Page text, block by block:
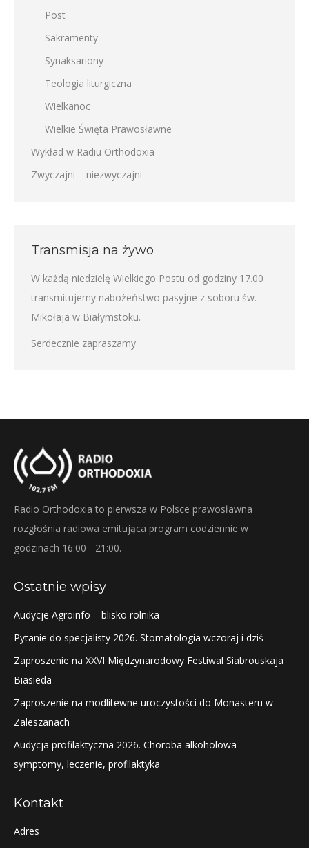
Post
Sakramenty
Synaksariony
Teologia liturgiczna
Wielkanoc
Wielkie Święta Prawosławne
Wykład w Radiu Orthodoxia
Zwyczajni – niezwyczajni
Transmisja na żywo
W każdą niedzielę Wielkiego Postu od godziny 17.00
transmitujemy nabożeństwo pasyjne z soboru św.
Mikołaja w Białymstoku.
Serdecznie zapraszamy
Radio Orthodoxia to pierwsza w Polsce prawosławna
rozgłośnia radiowa emitująca program codziennie w
godzinach 16:00 - 21:00.
Ostatnie wpisy
Audycje Agroinfo – blisko rolnika
Pytanie do specjalisty 2026. Stomatologia wczoraj i dziś
Zaproszenie na XXVI Międzynarodowy Festiwal Siabrouskaja
Biasieda
Zaproszenie na modlitewne uroczystości do Monasteru w
Zaleszanach
Audycja profilaktyczna 2026. Choroba alkoholowa –
symptomy, leczenie, profilaktyka
Kontakt
Adres